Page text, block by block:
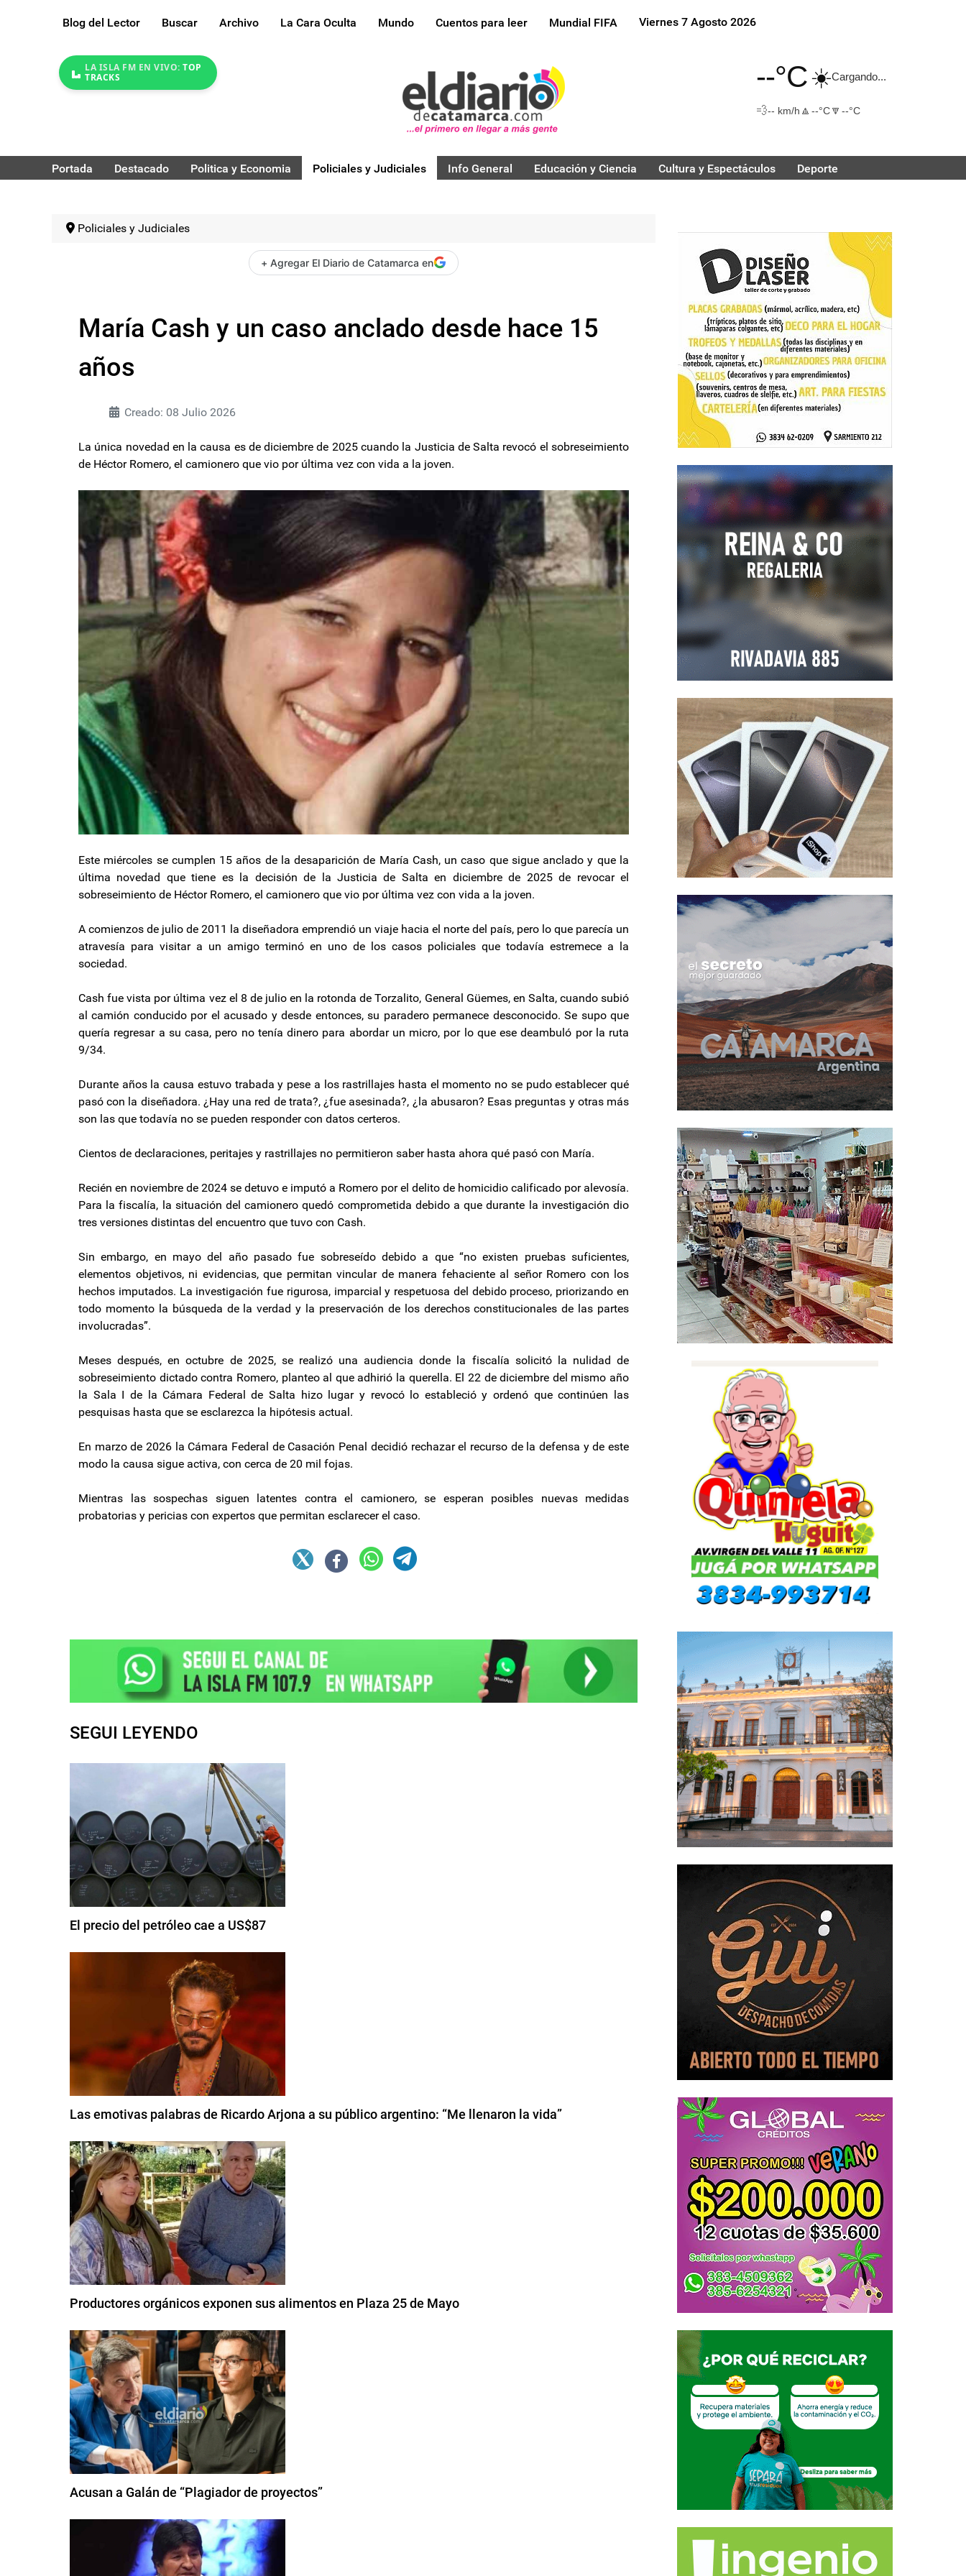
Blog del Lector Buscar Archivo La Cara Oculta Mundo Cuentos para leer Mundial FIFA Viernes 7 Agosto 2026
LA ISLA FM EN VIVO: TOP
TRACKS
--°C☀️Cargando...
💨-- km/h 🔼 --°C🔽 --°C
Portada Destacado Politica y Economia Policiales y Judiciales Info General Educación y Ciencia Cultura y Espectáculos Deporte
Policiales y Judiciales
+ Agregar El Diario de Catamarca en
María Cash y un caso anclado desde hace 15
años
Creado: 08 Julio 2026
La única novedad en la causa es de diciembre de 2025 cuando la Justicia de Salta revocó el sobreseimiento
de Héctor Romero, el camionero que vio por última vez con vida a la joven.
Este miércoles se cumplen 15 años de la desaparición de María Cash, un caso que sigue anclado y que la
última novedad que tiene es la decisión de la Justicia de Salta en diciembre de 2025 de revocar el
sobreseimiento de Héctor Romero, el camionero que vio por última vez con vida a la joven.
A comienzos de julio de 2011 la diseñadora emprendió un viaje hacia el norte del país, pero lo que parecía un
atravesía para visitar a un amigo terminó en uno de los casos policiales que todavía estremece a la
sociedad.
Cash fue vista por última vez el 8 de julio en la rotonda de Torzalito, General Güemes, en Salta, cuando subió
al camión conducido por el acusado y desde entonces, su paradero permanece desconocido. Se supo que
quería regresar a su casa, pero no tenía dinero para abordar un micro, por lo que ese deambuló por la ruta
9/34.
Durante años la causa estuvo trabada y pese a los rastrillajes hasta el momento no se pudo establecer qué
pasó con la diseñadora. ¿Hay una red de trata?, ¿fue asesinada?, ¿la abusaron? Esas preguntas y otras más
son las que todavía no se pueden responder con datos certeros.
Cientos de declaraciones, peritajes y rastrillajes no permitieron saber hasta ahora qué pasó con María.
Recién en noviembre de 2024 se detuvo e imputó a Romero por el delito de homicidio calificado por alevosía.
Para la fiscalía, la situación del camionero quedó comprometida debido a que durante la investigación dio
tres versiones distintas del encuentro que tuvo con Cash.
Sin embargo, en mayo del año pasado fue sobreseído debido a que “no existen pruebas suficientes,
elementos objetivos, ni evidencias, que permitan vincular de manera fehaciente al señor Romero con los
hechos imputados. La investigación fue rigurosa, imparcial y respetuosa del debido proceso, priorizando en
todo momento la búsqueda de la verdad y la preservación de los derechos constitucionales de las partes
involucradas”.
Meses después, en octubre de 2025, se realizó una audiencia donde la fiscalía solicitó la nulidad de
sobreseimiento dictado contra Romero, planteo al que adhirió la querella. El 22 de diciembre del mismo año
la Sala I de la Cámara Federal de Salta hizo lugar y revocó lo estableció y ordenó que continúen las
pesquisas hasta que se esclarezca la hipótesis actual.
En marzo de 2026 la Cámara Federal de Casación Penal decidió rechazar el recurso de la defensa y de este
modo la causa sigue activa, con cerca de 20 mil fojas.
Mientras las sospechas siguen latentes contra el camionero, se esperan posibles nuevas medidas
probatorias y pericias con expertos que permitan esclarecer el caso.
SEGUI LEYENDO
El precio del petróleo cae a US$87
Las emotivas palabras de Ricardo Arjona a su público argentino: “Me llenaron la vida”
Productores orgánicos exponen sus alimentos en Plaza 25 de Mayo
Acusan a Galán de “Plagiador de proyectos”